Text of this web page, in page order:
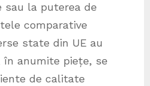
sau la puterea de
comparative
state din UE au
anumite piețe, se
de calitate